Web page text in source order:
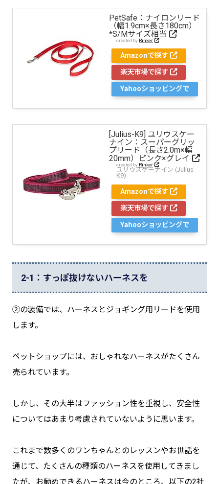
PetSafe：ナイロンリード
（幅1.9cm×長さ180cm）
*S/Mサイズ相当
created by Rinker
Amazonで探す
楽天市場で探す
Yahooショッピングで
[Julius-K9] ユリウスケー
ナイン：スーパーグリッ
プリード（長さ2.0m×幅
20mm）ピンク×グレイ
created by Rinker
ユリウスケーナイン (Julius-
K9)
Amazonで探す
楽天市場で探す
Yahooショッピングで
2-1：すっぽ抜けないハーネスを
②の装備では、ハーネスとジョギング用リードを使用
します。
ペットショップには、おしゃれなハーネスがたくさん
売られています。
しかし、その大半はファッション性を重視し、安全性
についてはあまり考慮されていないように思います。
これまで数多くのワンちゃんとのレッスンやお世話を
通じて、たくさんの種類のハーネスを使用してきまし
たが、お勧めできるハーネスは今のところ、以下の2社